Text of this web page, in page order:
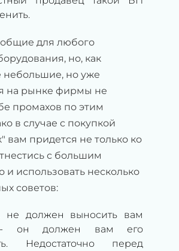
для любого
но, как
небольшие, но уже
на рынке фирмы не
промахов по этим
в случае с покупкой
вам придется не только ко
с большим
использовать несколько
советов:
не должен выносить вам
- он должен вам его
Недостаточно перед